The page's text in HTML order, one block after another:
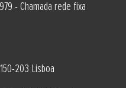
- Chamada rede fixa
203 Lisboa